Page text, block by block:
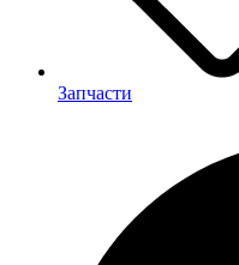
Запчасти